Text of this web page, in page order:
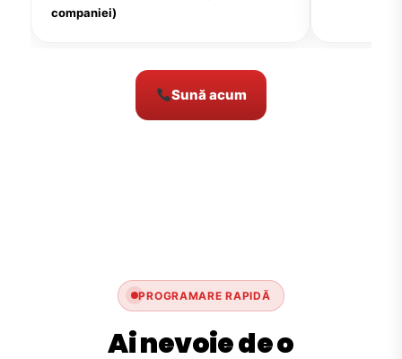
companiei)
Sună acum
PROGRAMARE RAPIDĂ
Ai nevoie de o